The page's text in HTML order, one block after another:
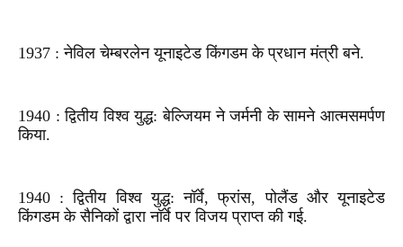
1937 : नेविल चेम्बरलेन यूनाइटेड किंगडम के प्रधान मंत्री बने.
1940 : द्वितीय विश्व युद्ध: बेल्जियम ने जर्मनी के सामने आत्मसमर्पण
किया.
1940 : द्वितीय विश्व युद्ध: नॉर्वे, फ्रांस, पोलैंड और यूनाइटेड
किंगडम के सैनिकों द्वारा नॉर्वे पर विजय प्राप्त की गई.